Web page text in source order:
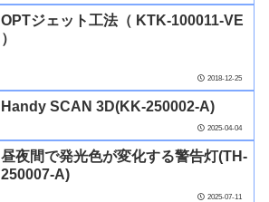
OPTジェット工法（ KTK-100011-VE
）
2018-12-25
Handy SCAN 3D(KK-250002-A)
2025-04-04
昼夜間で発光色が変化する警告灯(TH-
250007-A)
2025-07-11